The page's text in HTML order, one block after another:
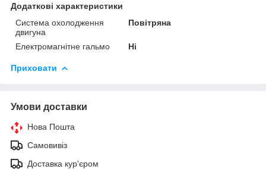
Додаткові характеристики
Система охолодження
двигуна
Повітряна
Електромагнітне гальмо Ні
Приховати
Умови доставки
Нова Пошта
Самовивіз
Доставка кур'єром